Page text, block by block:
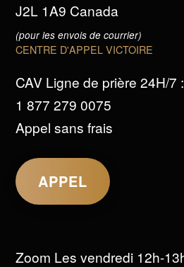
J2L 1A9 Canada
(pour les envois de courrier)
CENTRE D'APPEL VICTOIRE
CAV Ligne de prière 24H/7 :
1 877 279 0075
Appel sans frais
APPEL
Zoom Les vendredi 12h-